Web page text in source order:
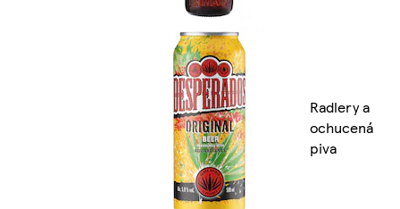
Radlery a
ochucená
piva